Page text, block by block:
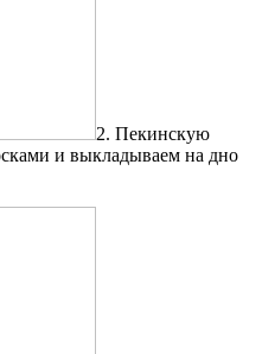
2. Пекинскую
и выкладываем на дно